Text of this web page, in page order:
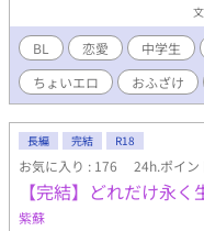
BL 恋愛 中学生
ちょいエロ
おふざけ
長編 完結 R18
お気に入り : 176 24h.ポイン
【完結】どれだけ永く
紫蘇